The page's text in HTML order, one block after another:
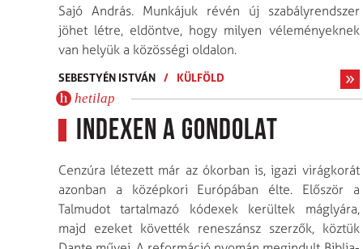
Sajó András. Munkájuk révén új szabályrendszer
jöhet létre, eldöntve, hogy milyen véleményeknek
van helyük a közösségi oldalon.
SEBESTYÉN ISTVÁN / KÜLFÖLD
hetilap
Indexen a gondolat
Cenzúra létezett már az ókorban is, igazi virágkorát
azonban a középkori Európában élte. Először a
Talmudot tartalmazó kódexek kerültek máglyára,
majd ezeket követték reneszánsz szerzők, köztük